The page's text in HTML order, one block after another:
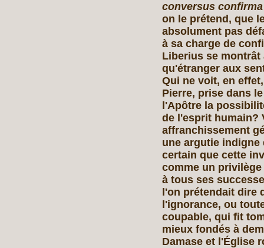
conversus
on le prétend, que
absolument pas
à sa charge de
Liberius se montrât
qu'étranger aux
Qui ne voit, en
Pierre, prise dans
l'Apôtre la
de l'esprit humain?
affranchissement
une argutie
certain que cette
comme un
à tous ses
l'on prétendait dire
l'ignorance, ou
coupable, qui fit
mieux fondés à
Damase et l'Église